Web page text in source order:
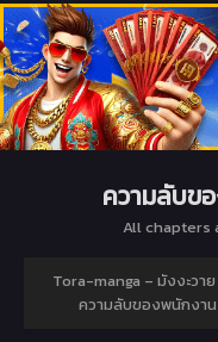
ความลับข
All chapters
Tora-manga – มังงะวา
ความลับของพนักงาน